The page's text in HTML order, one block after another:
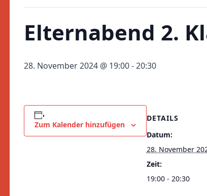
Elternabend 2.
28. November 2024 @ 19:00-20:30
Zum Kalender hinzufügen
DETAILS
Datum:
28. November
Zeit:
19:00 - 20:30